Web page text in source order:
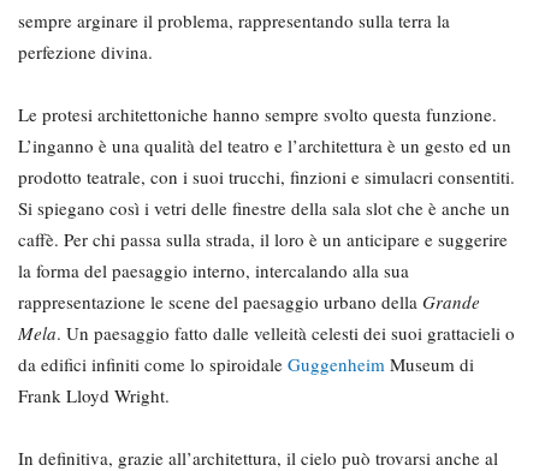
sempre arginare il problema, rappresentando sulla terra la
perfezione divina.
Le protesi architettoniche hanno sempre svolto questa funzione.
L’inganno è una qualità del teatro e l’architettura è un gesto ed un
prodotto teatrale, con i suoi trucchi, finzioni e simulacri consentiti.
Si spiegano così i vetri delle finestre della sala slot che è anche un
caffè. Per chi passa sulla strada, il loro è un anticipare e suggerire
la forma del paesaggio interno, intercalando alla sua
rappresentazione le scene del paesaggio urbano della Grande
Mela. Un paesaggio fatto dalle velleità celesti dei suoi grattacieli o
da edifici infiniti come lo spiroidale Guggenheim Museum di
Frank Lloyd Wright.
In definitiva, grazie all’architettura, il cielo può trovarsi anche al